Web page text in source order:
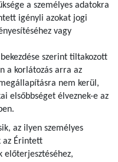
a személyes adatokra
igényli azokat jogi
vagy
szerint tiltakozott
a korlátozás arra az
nem kerül,
elsőbbséget élveznek-e az
az ilyen személyes
az Érintett
előterjesztéséhez,